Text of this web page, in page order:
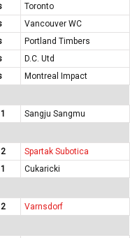
Toronto
Vancouver WC
Portland Timbers
D.C. Utd
Montreal Impact
Sangju Sangmu
Spartak Subotica
Cukaricki
Varnsdorf